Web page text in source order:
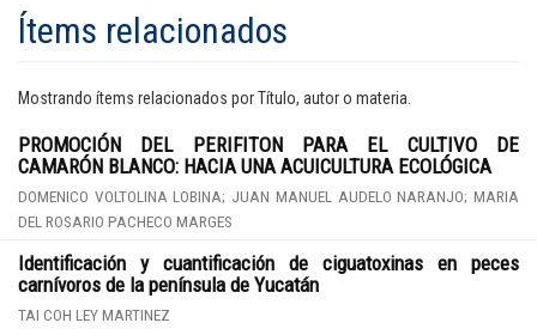
Ítems relacionados
Mostrando ítems relacionados por Título, autor o materia.
PROMOCIÓN DEL PERIFITON PARA EL CULTIVO DE
CAMARÓN BLANCO: HACIA UNA ACUICULTURA ECOLÓGICA
DOMENICO VOLTOLINA LOBINA; JUAN MANUEL AUDELO NARANJO; MARIA
DEL ROSARIO PACHECO MARGES
Identificación y cuantificación de ciguatoxinas en peces
carnívoros de la península de Yucatán
TAI COH LEY MARTINEZ